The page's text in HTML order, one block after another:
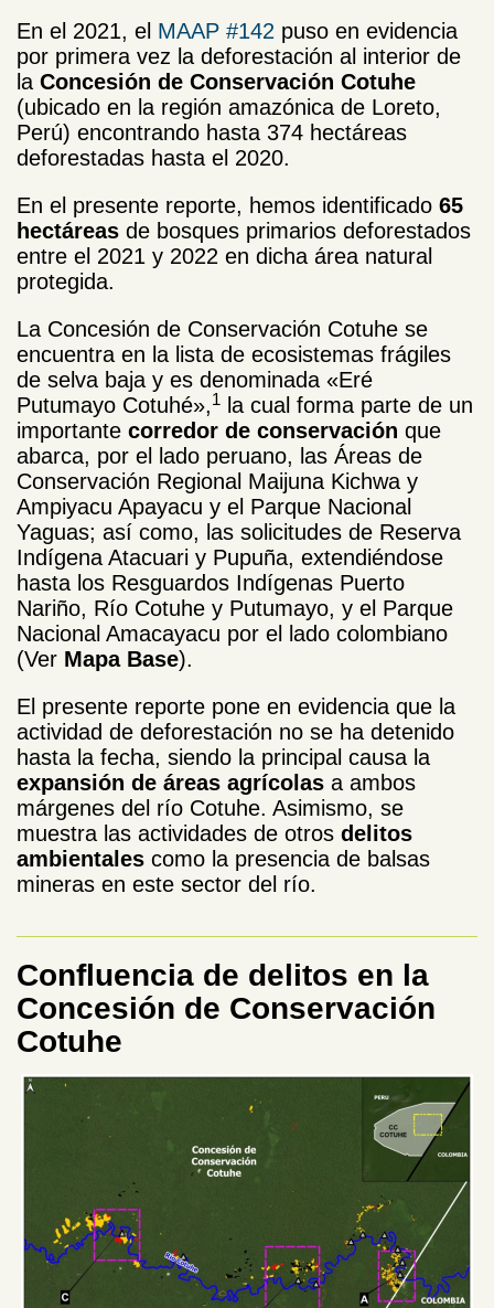
En el 2021, el MAAP #142 puso en evidencia
por primera vez la deforestación al interior de
la Concesión de Conservación Cotuhe
(ubicado en la región amazónica de Loreto,
Perú) encontrando hasta 374 hectáreas
deforestadas hasta el 2020.
En el presente reporte, hemos identificado 65
hectáreas de bosques primarios deforestados
entre el 2021 y 2022 en dicha área natural
protegida.
La Concesión de Conservación Cotuhe se
encuentra en la lista de ecosistemas frágiles
de selva baja y es denominada «Eré
Putumayo Cotuhé»,1
la cual forma parte de un
importante corredor de conservación que
abarca, por el lado peruano, las Áreas de
Conservación Regional Maijuna Kichwa y
Ampiyacu Apayacu y el Parque Nacional
Yaguas; así como, las solicitudes de Reserva
Indígena Atacuari y Pupuña, extendiéndose
hasta los Resguardos Indígenas Puerto
Nariño, Río Cotuhe y Putumayo, y el Parque
Nacional Amacayacu por el lado colombiano
(Ver Mapa Base).
El presente reporte pone en evidencia que la
actividad de deforestación no se ha detenido
hasta la fecha, siendo la principal causa la
expansión de áreas agrícolas a ambos
márgenes del río Cotuhe. Asimismo, se
muestra las actividades de otros delitos
ambientales como la presencia de balsas
mineras en este sector del río.
Confluencia de delitos en la
Concesión de Conservación
Cotuhe